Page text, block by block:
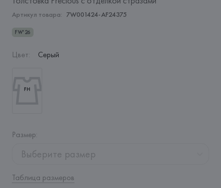
Артикул товара: 7W001424-AF24375
FW'26
Цвет: Серый
Размер:
Выберите размер
Таблица размеров